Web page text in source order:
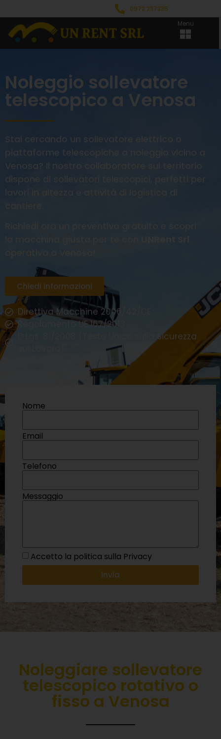
0972 237335
Menu
Noleggio sollevatore
telescopico a Venosa
Stai cercando un sollevatore elettrico o
piattaforme telescopiche a noleggio vicino a
Venosa? Il nostro collaboratore sul territorio
dispone di sollevatori telescopici, perfetti per
lavori in altezza e attività di logistica di
Chiedi informazioni
Direttiva Macchine 2006/42/CE
Regolamento UE 167/2013
D.Lgs. 81/2008 (Testo Unico sulla Sicurezza
Nome
Email
Telefono
Messaggio
Accetto la politica sulla Privacy
Invia
Noleggiare sollevatore
telescopico rotativo o
fisso a Venosa